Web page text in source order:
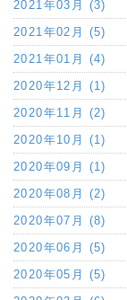
2021年03月 (3)
2021年02月 (5)
2021年01月 (4)
2020年12月 (1)
2020年11月 (2)
2020年10月 (1)
2020年09月 (1)
2020年08月 (2)
2020年07月 (8)
2020年06月 (5)
2020年05月 (5)